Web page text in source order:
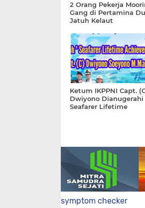
2 Orang Pekerja
Gang di Pertamina
Jatuh Kelaut
Ketum IKPPNI Capt.
Dwiyono Dianugerahi
Seafarer Lifetime
symptom checker